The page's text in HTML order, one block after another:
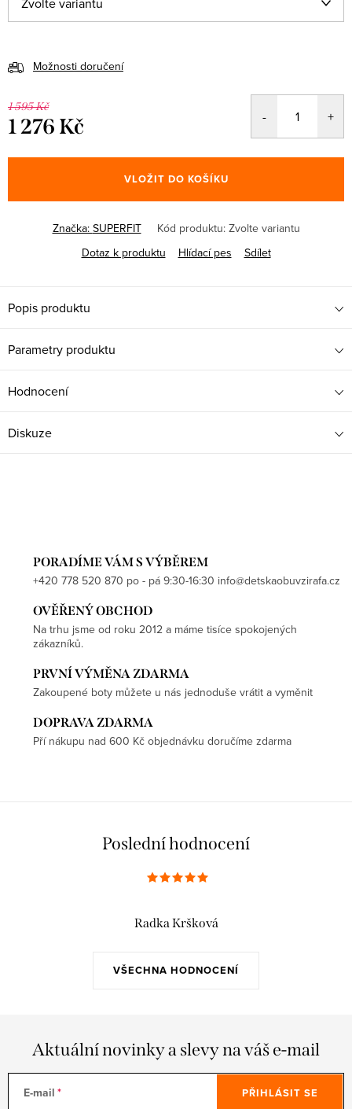
Možnosti doručení
1 595 Kč
1 276 Kč
cena:
VLOŽIT DO KOŠÍKU
Značka: SUPERFIT Kód produktu: Zvolte variantu
Dotaz k produktu
Hlídací pes Sdílet
Popis produktu
Parametry produktu
Hodnocení
Diskuze
PORADÍME VÁM S VÝBĚREM
+420 778 520 870 po - pá 9:30-16:30 info@detskaobuvzirafa.cz
OVĚŘENÝ OBCHOD
Na trhu jsme od roku 2012 a máme tisíce spokojených
zákazníků.
PRVNÍ VÝMĚNA ZDARMA
Zakoupené boty můžete u nás jednoduše vrátit a vyměnit
DOPRAVA ZDARMA
Pří nákupu nad 600 Kč objednávku doručíme zdarma
Poslední hodnocení
VŠECHNA HODNOCENÍ
Radka Kršková
Aktuální novinky a slevy na váš e-mail
E-mail PŘIHLÁSIT SE